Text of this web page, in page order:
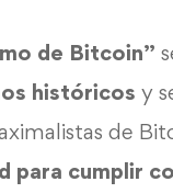
de Bitcoin”
históricos y
de
para cumplir